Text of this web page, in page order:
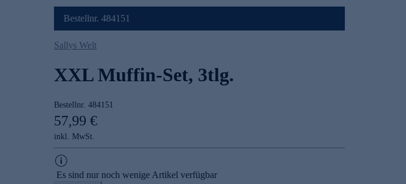
Bestellnr. 484151
Sallys Welt
XXL Muffin-Set, 3tlg.
Bestellnr. 484151
57,99 €
inkl. MwSt.
Es sind nur noch wenige Artikel verfügbar